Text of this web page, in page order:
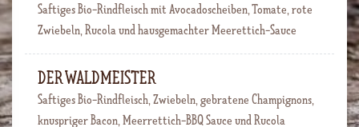
Saftiges Bio-Rindfleisch mit Avocadoscheiben, Tomate, rote
Zwiebeln, Rucola und hausgemachter Meerettich-Sauce
DER WALDMEISTER
Saftiges Bio-Rindfleisch, Zwiebeln, gebratene Champignons,
knuspriger Bacon, Meerrettich-BBQ Sauce und Rucola